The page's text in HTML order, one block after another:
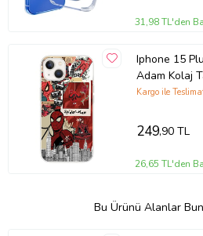
31,98 TL'den
Iphone 15
Adam Kolaj
Kılıfı
Kargo ile
249,90 TL
26,65 TL'den
Bu Ürünü Alanlar